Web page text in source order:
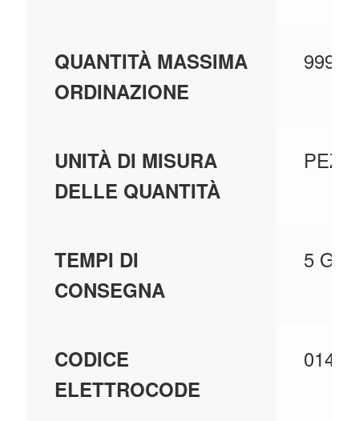
QUANTITÀ MASSIMA
ORDINAZIONE
UNITÀ DI MISURA
DELLE QUANTITÀ
PEZZI
TEMPI DI
CONSEGNA
5 GG
CODICE
ELETTROCODE
0141